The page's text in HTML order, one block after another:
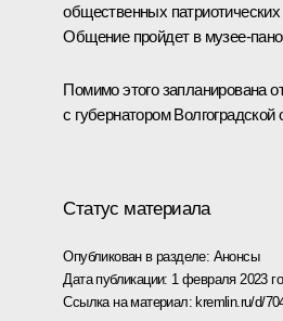
общественных
Общение пройдет в музее-
Помимо этого запланирована
с губернатором Волгоградской
Статус материала
Опубликован в разделе: Анонсы
Дата публикации: 1 февраля 2023
Ссылка на материал: kremlin.ru/d/